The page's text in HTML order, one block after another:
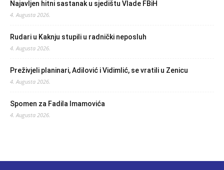
Najavljen hitni sastanak u sjedištu Vlade FBiH
4. Augusta 2026.
Rudari u Kaknju stupili u radnički neposluh
4. Augusta 2026.
Preživjeli planinari, Adilović i Vidimlić, se vratili u Zenicu
4. Augusta 2026.
Spomen za Fadila Imamovića
4. Augusta 2026.